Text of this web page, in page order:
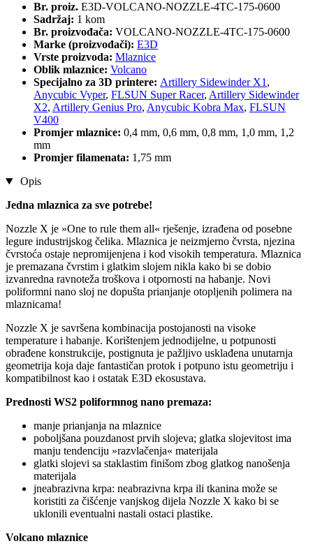
Br. proiz. E3D-VOLCANO-NOZZLE-4TC-175-0600
Sadržaj: 1 kom
Br. proizvođača: VOLCANO-NOZZLE-4TC-175-0600
Marke (proizvođači): E3D
Vrste proizvoda: Mlaznice
Oblik mlaznice: Volcano
Specijalno za 3D printere: Artillery Sidewinder X1 ,
Anycubic Vyper, FLSUN Super Racer, Artillery Sidewinder
X2, Artillery Genius Pro, Anycubic Kobra Max, FLSUN
V400
Promjer mlaznice: 0,4 mm, 0,6 mm, 0,8 mm, 1,0 mm, 1,2
mm
Promjer filamenata: 1,75 mm
Opis
Jedna mlaznica za sve potrebe!
Nozzle X je »One to rule them all« rješenje, izrađena od posebne
legure industrijskog čelika. Mlaznica je neizmjerno čvrsta, njezina
čvrstoća ostaje nepromijenjena i kod visokih temperatura. Mlaznica
je premazana čvrstim i glatkim slojem nikla kako bi se dobio
izvanredna ravnoteža troškova i otpornosti na habanje. Novi
poliformni nano sloj ne dopušta prianjanje otopljenih polimera na
mlaznicama!
Nozzle X je savršena kombinacija postojanosti na visoke
temperature i habanje. Korištenjem jednodijelne, u potpunosti
obrađene konstrukcije, postignuta je pažljivo usklađena unutarnja
geometrija koja daje fantastičan protok i potpuno istu geometriju i
kompatibilnost kao i ostatak E3D ekosustava.
Prednosti WS2 poliformnog nano premaza:
manje prianjanja na mlaznice
poboljšana pouzdanost prvih slojeva; glatka slojevitost ima
manju tendenciju »razvlačenja« materijala
glatki slojevi sa staklastim finišom zbog glatkog nanošenja
materijala
jneabrazivna krpa: neabrazivna krpa ili tkanina može se
koristiti za čišćenje vanjskog dijela Nozzle X kako bi se
uklonili eventualni nastali ostaci plastike.
Volcano mlaznice